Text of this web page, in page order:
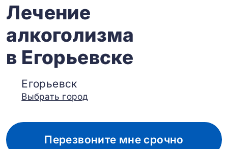
Лечение
алкоголизма
в Егорьевске
Егорьевск
Выбрать город
Перезвоните мне срочно